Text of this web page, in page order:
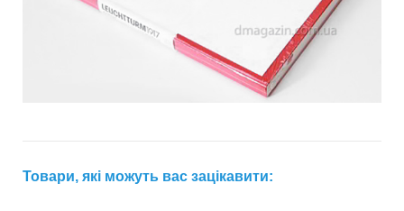
Товари, які можуть вас зацікавити: